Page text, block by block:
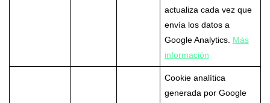
actualiza cada vez que
envía los datos a
Google Analytics. Más
información
Cookie analítica
generada por Google